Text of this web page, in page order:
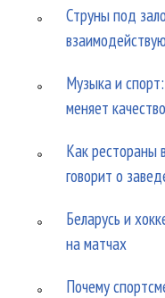
Струны под
Музыка и
меняет
Как рестораны
говорит о
Беларусь и
на матчах
Почему